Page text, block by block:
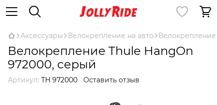
Аксессуары Велокрепление на авто Велокрепление
Велокрепление Thule HangOn
972000, серый
Артикул: TH 972000 Оставить отзыв